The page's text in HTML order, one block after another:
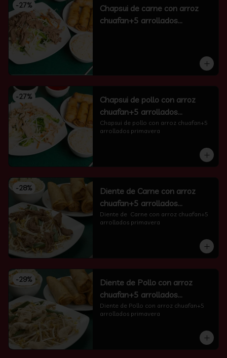
-27%
Chapsui de carne con arroz
chuafan+5 arrollados
-27%
Chapsui de pollo con arroz
chuafan+5 arrollados
primavera
Chapsui de pollo con arroz chuafan+5
arrollados primavera
-28%
Diente de Carne con arroz
chuafan+5 arrollados
primavera
Diente de  Carne con arroz chuafan+5
arrollados primavera
-29%
Diente de Pollo con arroz
chuafan+5 arrollados
primavera
Diente de Pollo con arroz chuafan+5
arrollados primavera